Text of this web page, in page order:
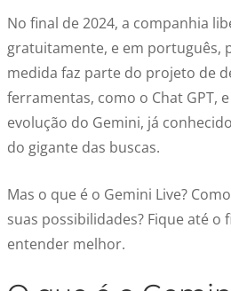
No final de 2024, a companhia
gratuitamente, e em português,
medida faz parte do projeto de
ferramentas, como o Chat GPT,
evolução do Gemini, já conhecido
do gigante das buscas.
Mas o que é o Gemini Live?
suas possibilidades? Fique até o
entender melhor.